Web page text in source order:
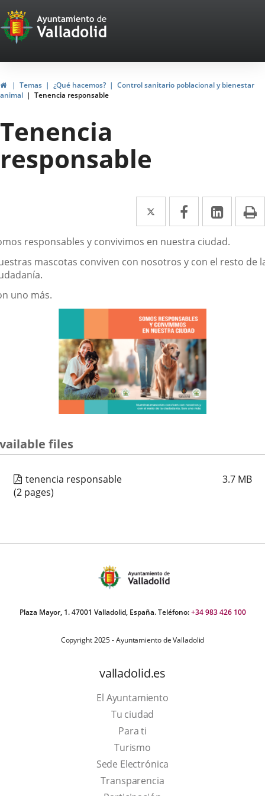
Portal
Web
del
Ayuntamiento
de
Valladolid
HomeTemas ¿Qué hacemos?
Control sanitario poblacional y bienestar
animal
Tenencia responsable
Tenencia
responsable
Twitter
Enlace
a
una
aplicación
Facebook
Enlace
a
una
aplicación
Enlace
a
una
responsables y convivimos en nuestra ciudad.
mascotas conviven con nosotros y con el resto de
uno más.
files
tenencia responsable 3.7 MB
(2 pages)
Plaza Mayor, 1. 47001 Valladolid, España. Teléfono:+34 983 426 100
Copyright 2025 - Ayuntamiento de Valladolid
valladolid.es
El Ayuntamiento
Tu ciudad
Para ti
TurismoThis
link
will
Sede Electrónica
Transparencia